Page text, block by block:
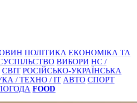
ПОЛІТИКА ЕКОНОМІКА ТА
ВИБОРИ НС /
СВІТ РОСІЙСЬКО-УКРАЇНСЬКА
/ ТЕХНО / IT АВТО СПОРТ
FOOD